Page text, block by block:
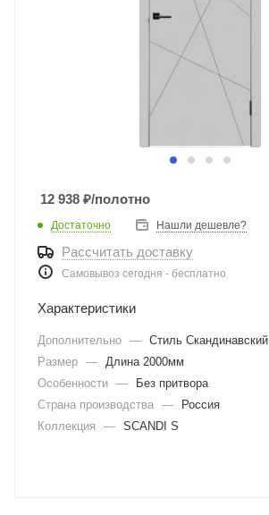
12 938 ₽/полотно
Достаточно Нашли дешевле?
Рассчитать доставку
Самовывоз сегодня - бесплатно
Характеристики
Дополнительно — Стиль Скандинавский
Размер — Длина 2000мм
Особенности —
Без притвора
Страна производства —
Россия
Коллекция
— SCANDI S